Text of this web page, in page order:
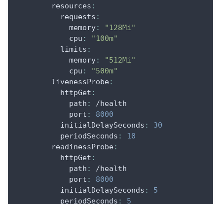
resources :
requests :
memory:
"128Mi"
cpu :
"100m"
limits :
memory:
"512Mi"
cpu :
"500m"
livenessProbe :
httpGet :
path :
/health
port :
8000
initialDelaySeconds :
30
periodSeconds :
10
readinessProbe :
httpGet :
path :
/health
port :
8000
initialDelaySeconds :
5
periodSeconds : 5